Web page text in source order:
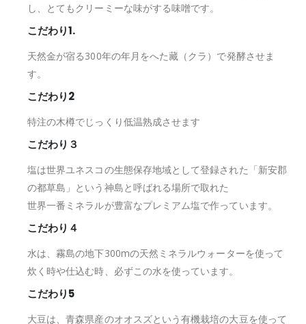
し、とてもクリーミーな味がする味噌です。
こだわり1.
天然金が宿る300年の年月をへた藏（クラ）で発酵させま
す。
こだわり2
特注の木樽でじっくり低温熟成させます
こだわり３
塩は世界ユネスコの生態保存地域として登録された「新安郡
の都草島」という神島と呼ばれる場所で取れた
世界一番ミネラルが豊富なプレミアム塩で作っています。
こだわり４
水は、霧島の地下300mの天然ミネラルウォーターを使って
炊く時や仕込む時、必ずこの水を使っています。
こだわり5
大豆は、青森県産のオオスズという有機栽培の大豆を使って